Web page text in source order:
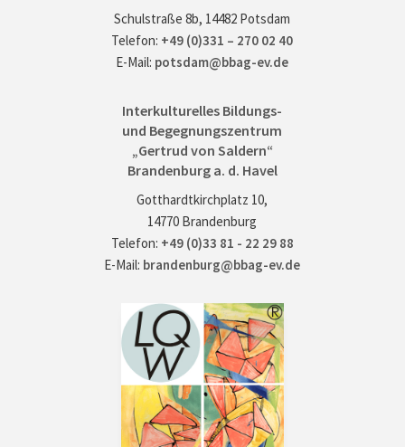
Schulstraße 8b, 14482 Potsdam
Telefon: +49 (0)331 – 270 02 40
E-Mail: potsdam@bbag-ev.de
Interkulturelles Bildungs-
und Begegnungszentrum
„Gertrud von Saldern“
Brandenburg a. d. Havel
Gotthardtkirchplatz 10,
14770 Brandenburg
Telefon: +49 (0)33 81 - 22 29 88
E-Mail: brandenburg@bbag-ev.de